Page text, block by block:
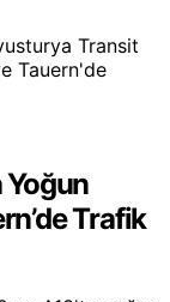
Yoğun
Trafik